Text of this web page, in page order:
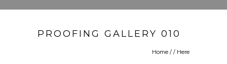
PROOFING GALLERY 010
Home / / Here